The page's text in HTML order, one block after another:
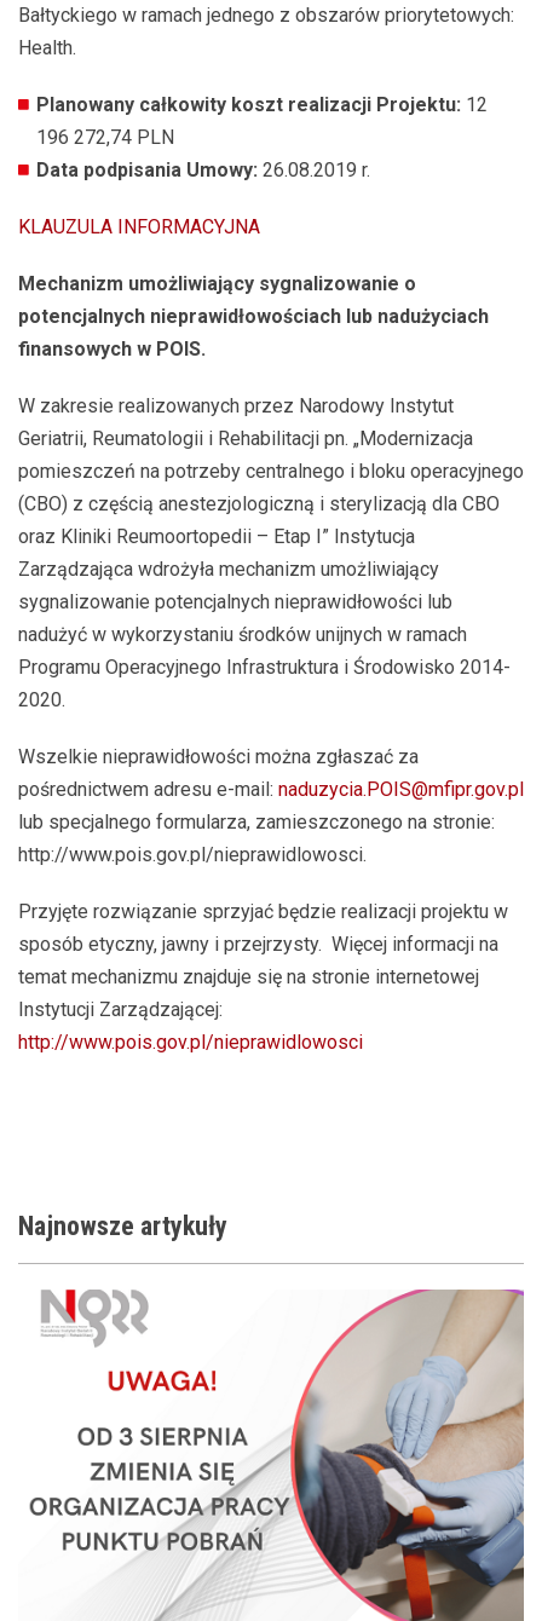
Bałtyckiego w ramach jednego z obszarów priorytetowych:
Health.
Planowany całkowity koszt realizacji Projektu: 12
196 272,74 PLN
Data podpisania Umowy: 26.08.2019 r.
KLAUZULA INFORMACYJNA
Mechanizm umożliwiający sygnalizowanie o
potencjalnych nieprawidłowościach lub nadużyciach
finansowych w POIS.
W zakresie realizowanych przez Narodowy Instytut
Geriatrii, Reumatologii i Rehabilitacji pn. „Modernizacja
pomieszczeń na potrzeby centralnego i bloku operacyjnego
(CBO) z częścią anestezjologiczną i sterylizacją dla CBO
oraz Kliniki Reumoortopedii – Etap I” Instytucja
Zarządzająca wdrożyła mechanizm umożliwiający
sygnalizowanie potencjalnych nieprawidłowości lub
nadużyć w wykorzystaniu środków unijnych w ramach
Programu Operacyjnego Infrastruktura i Środowisko 2014-
2020.
Wszelkie nieprawidłowości można zgłaszać za
pośrednictwem adresu e-mail: naduzycia.POIS@mfipr.gov.pl
lub specjalnego formularza, zamieszczonego na stronie:
http://www.pois.gov.pl/nieprawidlowosci.
Przyjęte rozwiązanie sprzyjać będzie realizacji projektu w
sposób etyczny, jawny i przejrzysty. Więcej informacji na
temat mechanizmu znajduje się na stronie internetowej
Instytucji Zarządzającej:
http://www.pois.gov.pl/nieprawidlowosci
Najnowsze artykuły